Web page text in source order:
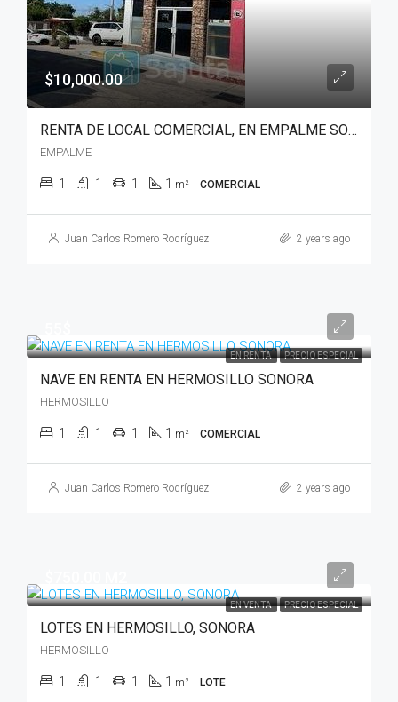
$10,000.00
RENTA DE LOCAL COMERCIAL, EN EMPALME SONORA
EMPALME
1 1 1 1 m² COMERCIAL
Juan Carlos Romero Rodríguez 2 years ago
EN RENTA PRECIO ESPECIAL
NAVE EN RENTA EN HERMOSILLO SONORA
HERMOSILLO
1 1 1 1 m² COMERCIAL
Juan Carlos Romero Rodríguez 2 years ago
EN VENTA PRECIO ESPECIAL
LOTES EN HERMOSILLO, SONORA
HERMOSILLO
1 1 1 1 m² LOTE